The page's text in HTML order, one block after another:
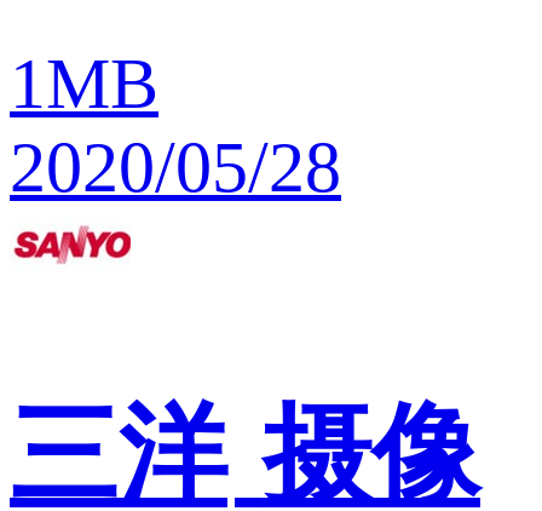
1MB
2020/05/28
三洋 摄像